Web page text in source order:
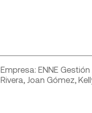
Empresa: ENNE
Rivera, Joan Gómez,